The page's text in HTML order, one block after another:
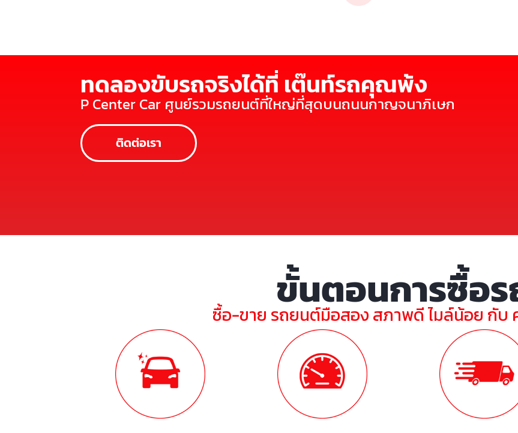
ทดลองขับรถจริงได้ที่ เต๊นท์รถคุณพ้ง
P Center Car ศูนย์รวมรถยนต์ที่ใหญ่ที่สุดบนถนนกาญจนาภิเษก
ติดต่อเรา
ขั้นตอนการซื้อ
ซื้อ-ขาย รถยนต์มือสอง สภาพดี ไมล์น้อย กั